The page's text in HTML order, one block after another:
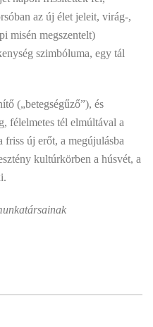
az új élet jeleit, virág-,
misén megszentelt)
szimbóluma, egy tál
(„betegségűző”), és
félelmetes tél elmúltával a
friss új erőt, a megújulásba
kultúrkörben a húsvét, a